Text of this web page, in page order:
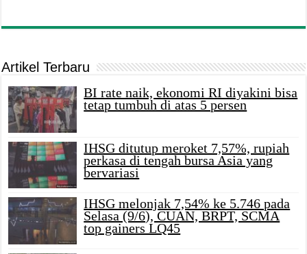
Artikel Terbaru
BI rate naik, ekonomi RI diyakini bisa
tetap tumbuh di atas 5 persen
IHSG ditutup meroket 7,57%, rupiah
perkasa di tengah bursa Asia yang
bervariasi
IHSG melonjak 7,54% ke 5.746 pada
Selasa (9/6), CUAN, BRPT, SCMA
top gainers LQ45